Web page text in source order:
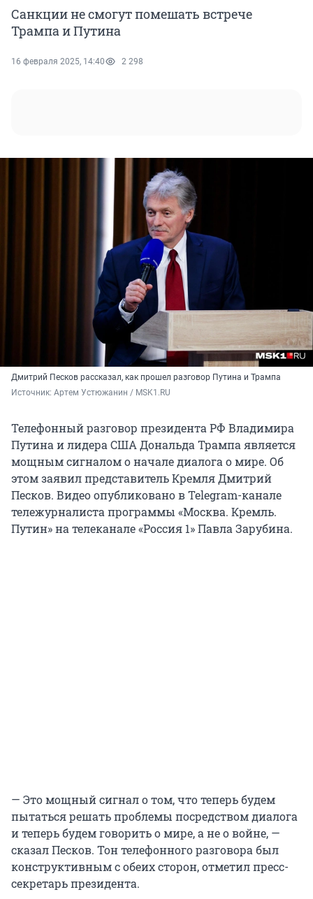
Санкции не смогут помешать встрече
Трампа и Путина
16 февраля 2025, 14:40 2 298
Дмитрий Песков рассказал, как прошел разговор Путина и Трампа
Источник: Артем Устюжанин / MSK1.RU
Телефонный разговор президента РФ Владимира
Путина и лидера США Дональда Трампа является
мощным сигналом о начале диалога о мире. Об
этом заявил представитель Кремля Дмитрий
Песков. Видео опубликовано в Telegram-канале
тележурналиста программы «Москва. Кремль.
Путин» на телеканале «Россия 1» Павла Зарубина.
— Это мощный сигнал о том, что теперь будем
пытаться решать проблемы посредством диалога
и теперь будем говорить о мире, а не о войне, —
сказал Песков. Тон телефонного разговора был
конструктивным с обеих сторон, отметил пресс-
секретарь президента.